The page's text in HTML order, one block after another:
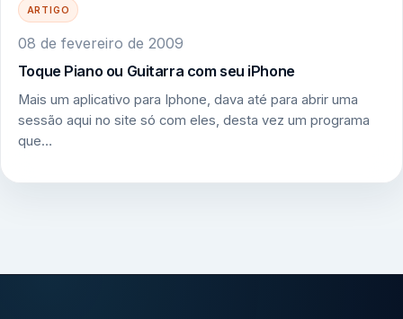
ARTIGO
08 de fevereiro de 2009
Toque Piano ou Guitarra com seu iPhone
Mais um aplicativo para Iphone, dava até para abrir uma
sessão aqui no site só com eles, desta vez um programa
que…